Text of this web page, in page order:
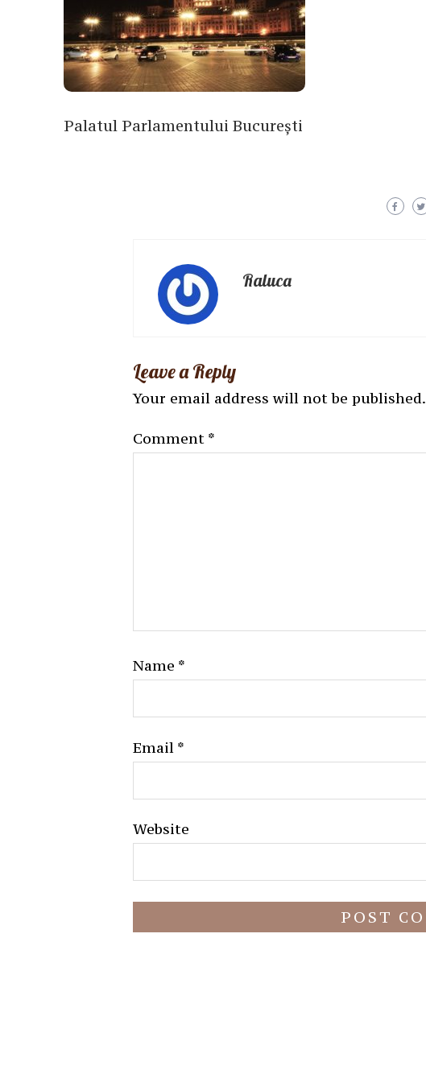
Palatul Parlamentului București
Raluca
Leave a Reply
Your email address will not be published.
Comment *
Name *
Email *
Website